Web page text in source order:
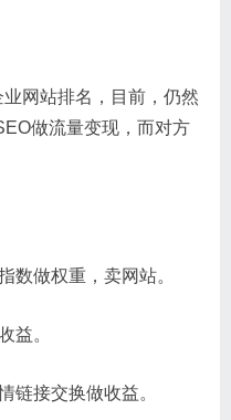
网站排名，目前，仍然
做流量变现，而对方
数做权重，卖网站。
益。
链接交换做收益。